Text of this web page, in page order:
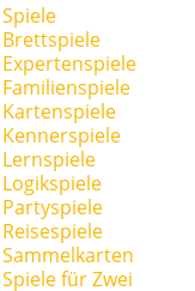
Spiele
Brettspiele
Expertenspiele
Familienspiele
Kartenspiele
Kennerspiele
Lernspiele
Logikspiele
Partyspiele
Reisespiele
Sammelkarten
Spiele für Zwei